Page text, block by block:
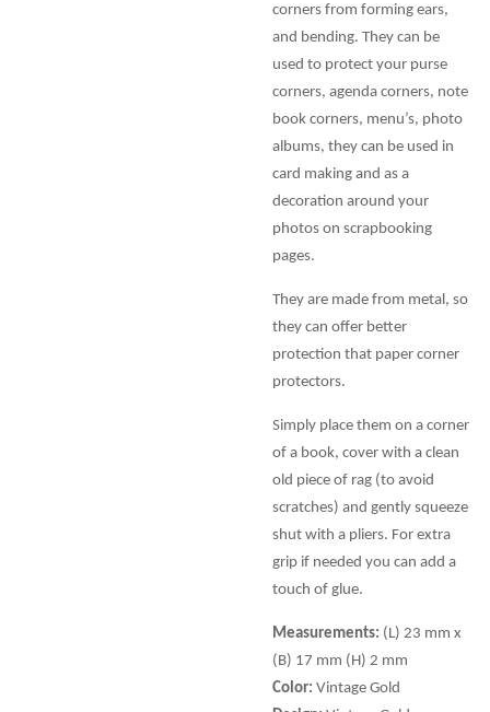
corners from forming ears,
and bending. They can be
used to protect your purse
corners, agenda corners, note
book corners, menu’s, photo
albums, they can be used in
card making and as a
decoration around your
photos on scrapbooking
pages.
They are made from metal, so
they can offer better
protection that paper corner
protectors.
Simply place them on a corner
of a book, cover with a clean
old piece of rag (to avoid
scratches) and gently squeeze
shut with a pliers. For extra
grip if needed you can add a
touch of glue.
Measurements: (L) 23 mm x
(B) 17 mm (H) 2 mm
Color: Vintage Gold